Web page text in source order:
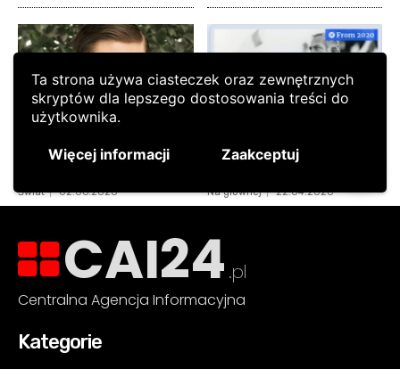
CAI24 .pl
Centralna Agencja Informacyjna
Kategorie